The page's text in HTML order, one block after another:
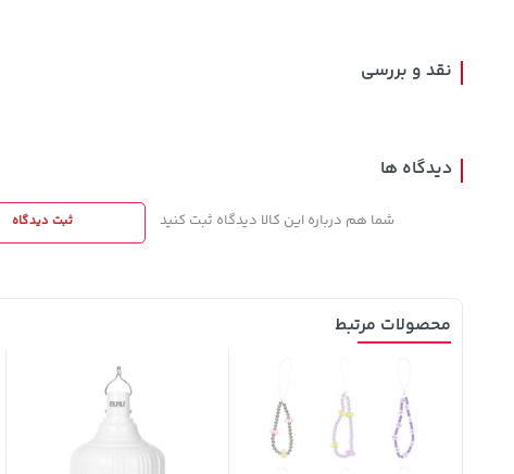
نقد و بررسی
دیدگاه ها
شما هم درباره این کالا دیدگاه ثبت کنید ثبت دیدگاه
محصولات مرتبط